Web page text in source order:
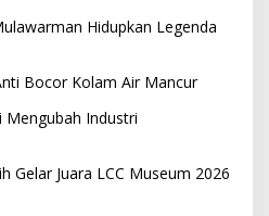
Hidupkan Legenda
Bocor Kolam Air Mancur
Mengubah Industri
Gelar Juara LCC Museum 2026